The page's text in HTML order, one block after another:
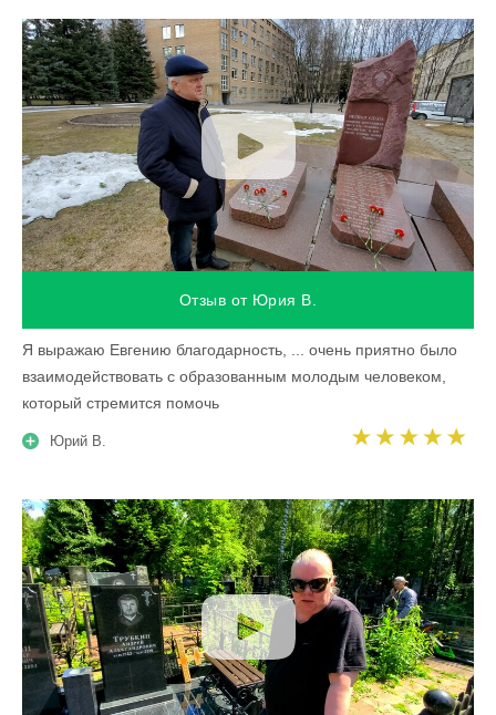
Отзыв от Юрия В.
Я выражаю Евгению благодарность, ... очень приятно было
взаимодействовать с образованным молодым человеком,
который стремится помочь
Юрий В.